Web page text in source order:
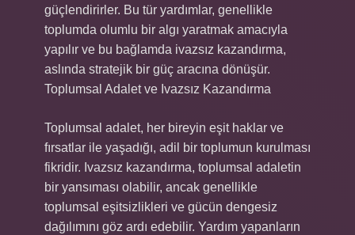
güçlendirirler. Bu tür yardımlar, genellikle
toplumda olumlu bir algı yaratmak amacıyla
yapılır ve bu bağlamda ivazsız kazandırma,
aslında stratejik bir güç aracına dönüşür.
Toplumsal Adalet ve Ivazsız Kazandırma
Toplumsal adalet, her bireyin eşit haklar ve
fırsatlar ile yaşadığı, adil bir toplumun kurulması
fikridir. Ivazsız kazandırma, toplumsal adaletin
bir yansıması olabilir, ancak genellikle
toplumsal eşitsizlikleri ve gücün dengesiz
dağılımını göz ardı edebilir. Yardım yapanların